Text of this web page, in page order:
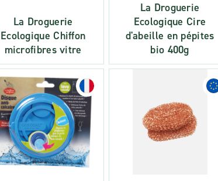
La Droguerie
Ecologique Chiffon
microfibres vitre
La Droguerie
Ecologique Cire
d'abeille en pépites
bio 400g